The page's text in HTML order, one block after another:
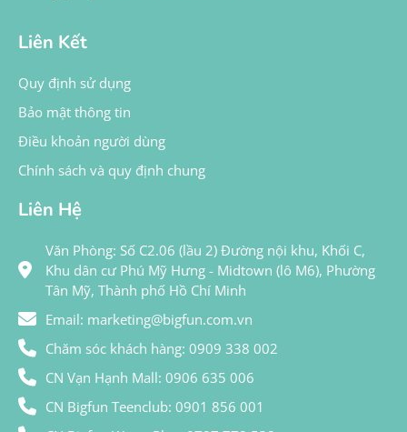
Liên Kết
Quy định sử dụng
Bảo mật thông tin
Điều khoản người dùng
Chính sách và quy định chung
Liên Hệ
Văn Phòng: Số C2.06 (lầu 2) Đường nội khu, Khối C,
Khu dân cư Phú Mỹ Hưng - Midtown (lô M6), Phường
Tân Mỹ, Thành phố Hồ Chí Minh
Email: marketing@bigfun.com.vn
Chăm sóc khách hàng: 0909 338 002
CN Vạn Hạnh Mall: 0906 635 006
CN Bigfun Teenclub: 0901 856 001